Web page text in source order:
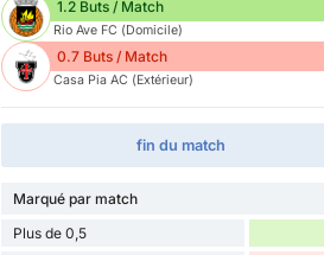
1.2 Buts / Match
Rio Ave FC (Domicile)
0.7 Buts / Match
Casa Pia AC (Extérieur)
fin du match
Marqué par match
Plus de 0,5